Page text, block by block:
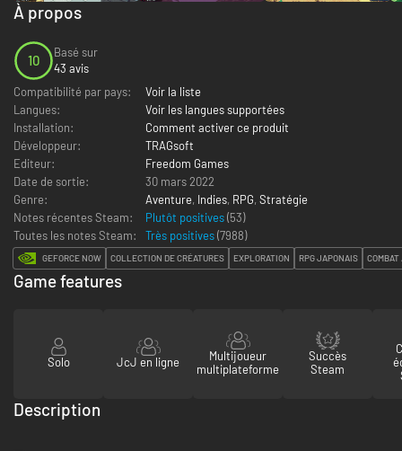
À propos
10
Basé sur
43 avis
Compatibilité par pays:
Voir la liste
Langues:
Voir les langues supportées
Installation:
Comment activer ce produit
Développeur:
TRAGsoft
Editeur:
Freedom Games
Date de sortie:
30 mars 2022
Genre:
Aventure, Indies, RPG, Stratégie
Notes récentes Steam:
Plutôt positives(53)
Toutes les notes Steam:
Très positives(7988)
GEFORCE NOW COLLECTION DE CRÉATURES EXPLORATION RPG JAPONAIS COMBAT
Game features
Solo JcJ en ligne
Multijoueur
multiplateforme
Succès
Steam
Description